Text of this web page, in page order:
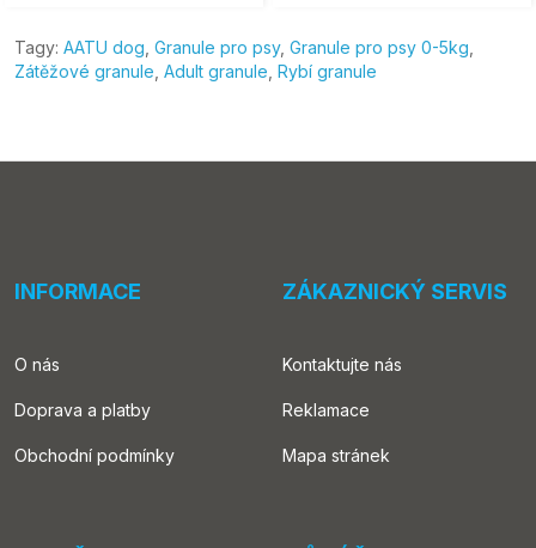
Tagy: AATU dog Granule pro psy, Granule pro psy 0-5kg
Zátěžové granule Adult granule Rybí granule
INFORMACE
O nás
Doprava a platby
Obchodní podmínky
ZÁKAZNICKÝ SERVIS
Kontaktujte nás
Reklamace
Mapa stránek